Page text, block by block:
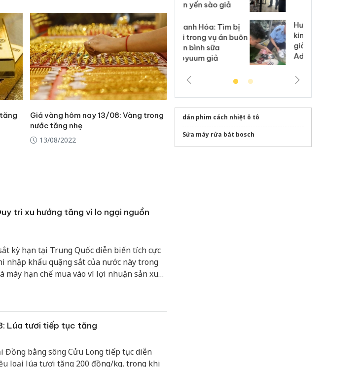
Giá vàng hôm nay 13/08: Vàng trong
nước tăng nhẹ
13/08/2022
trì xu hướng tăng vì lo ngại nguồn
kỳ hạn tại Trung Quốc diễn biến tích cực
nhập khẩu quặng sắt của nước này trong
máy hạn chế mua vào vì lợi nhuận sản xuất
Lúa tươi tiếp tục tăng
Đồng bằng sông Cửu Long tiếp tục diễn
loại lúa tươi tăng 200 đồng/kg, trong khi
Thanh Hóa: Tìm bị
hại trong vụ án buôn
bán bình sữa
Moyuum giả
Hưng Yên: Xử lý 6 hộ
kinh doanh bán hàng
giả mạo nhãn hiệu
Adidas, Nike
dán phim cách nhiệt ô tô
Sửa máy rửa bát bosch